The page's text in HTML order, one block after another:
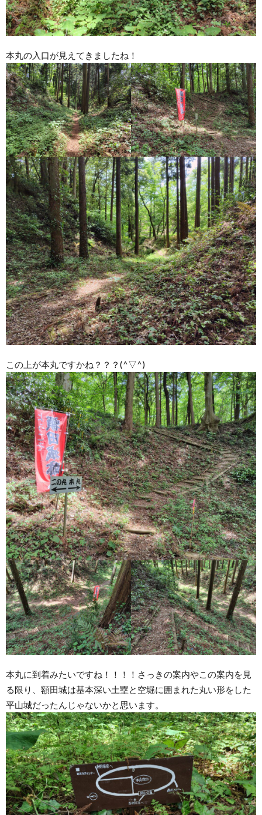
本丸の入口が見えてきましたね！
この上が本丸ですかね？？？(^▽^)
本丸に到着みたいですね！！！！さっきの案内やこの案内を見
る限り、額田城は基本深い土塁と空堀に囲まれた丸い形をした
平山城だったんじゃないかと思います。